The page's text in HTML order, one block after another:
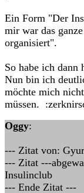
Ein Form "Der
mir war das
organisiert".
So habe ich dann
Nun bin ich
möchte mich
müssen.
Oggy:
--- Zitat von:
--- Zitat ---
Insulinclub
--- Ende Zitat ---